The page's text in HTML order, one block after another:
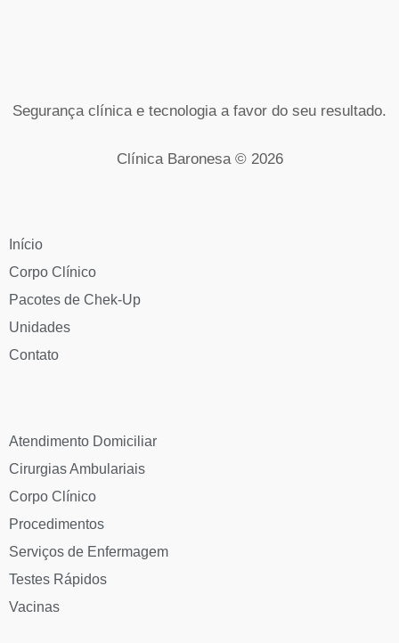
Segurança clínica e tecnologia a favor do seu resultado.
Clínica Baronesa © 2026
Início
Corpo Clínico
Pacotes de Chek-Up
Unidades
Contato
Atendimento Domiciliar
Cirurgias Ambulariais
Corpo Clínico
Procedimentos
Serviços de Enfermagem
Testes Rápidos
Vacinas